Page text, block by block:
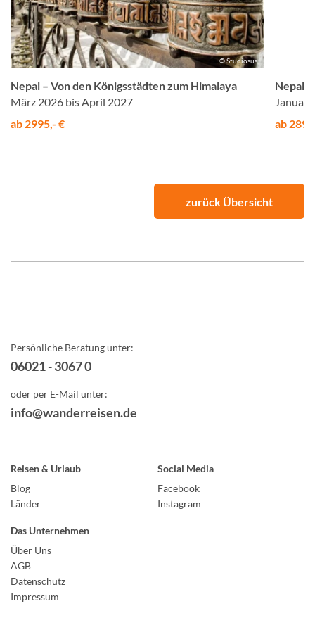
© Studiosus
Nepal – Von den Königsstädten zum Himalaya
März 2026 bis April 2027
ab 2995,- €
Nepal
Januar
ab
zurück Übersicht
Persönliche Beratung unter:
06021 - 3067 0
oder per E-Mail unter:
info@wanderreisen.de
Reisen & Urlaub
Blog
Länder
Social Media
Facebook
Instagram
Das Unternehmen
Über Uns
AGB
Datenschutz
Impressum